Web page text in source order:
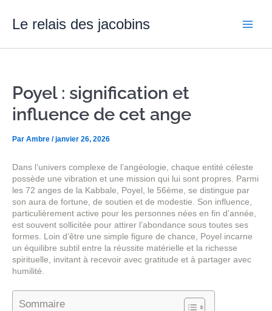
contenuLe relais des jacobins
Poyel : signification et
influence de cet ange
Par Ambre /janvier 26, 2026
Dans l’univers complexe de l’angéologie, chaque entité céleste
possède une vibration et une mission qui lui sont propres. Parmi
les 72 anges de la Kabbale, Poyel, le 56ème, se distingue par
son aura de fortune, de soutien et de modestie. Son influence,
particulièrement active pour les personnes nées en fin d’année,
est souvent sollicitée pour attirer l’abondance sous toutes ses
formes. Loin d’être une simple figure de chance, Poyel incarne
un équilibre subtil entre la réussite matérielle et la richesse
spirituelle, invitant à recevoir avec gratitude et à partager avec
humilité.
Sommaire